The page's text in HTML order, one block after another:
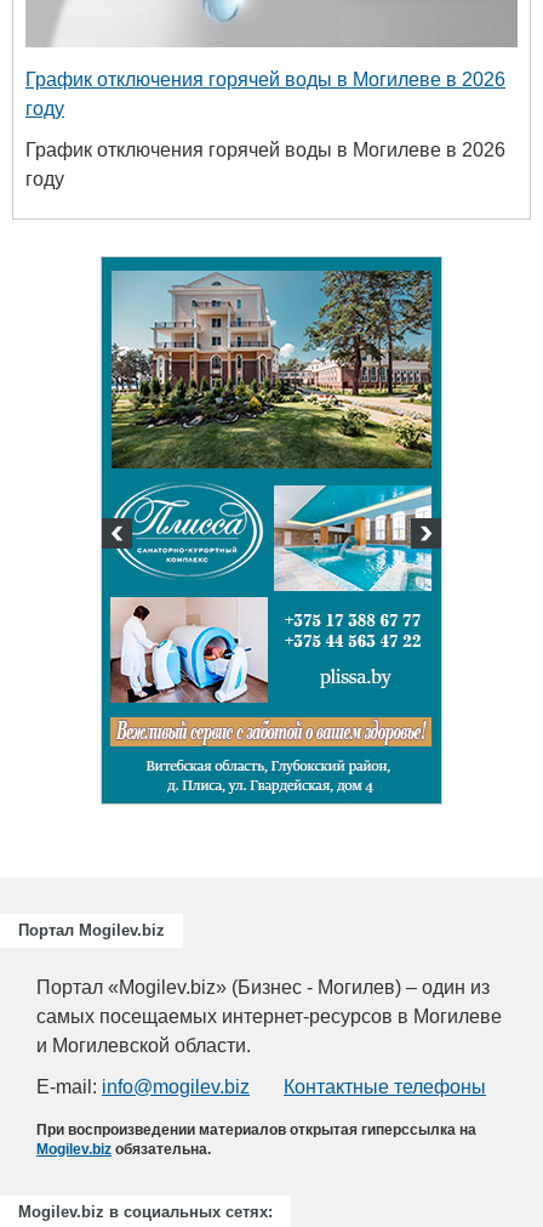
График отключения горячей воды в Могилеве в 2026
году
График отключения горячей воды в Могилеве в 2026
году
Портал Mogilev.biz
Портал «Mogilev.biz» (Бизнес - Могилев) – один из
самых посещаемых интернет-ресурсов в Могилеве
и Могилевской области.
E-mail: info@mogilev.biz Контактные телефоны
При воспроизведении материалов открытая гиперссылка на
Mogilev.biz обязательна.
Mogilev.biz в социальных сетях: